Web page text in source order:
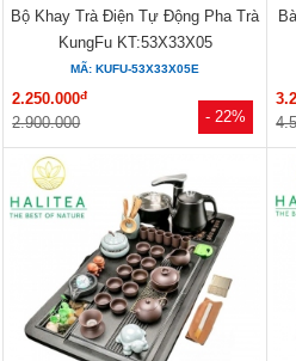
- 22%
Bộ Khay Trà Điện Tự Động Pha Trà
KungFu KT:53X33X05
MÃ: KUFU-53X33X05E
2.250.000đ
2.900.000